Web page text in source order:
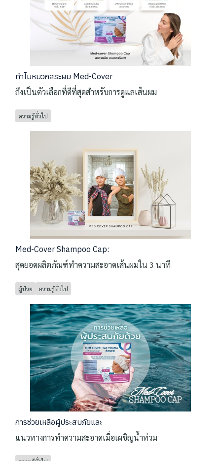
ทำไมหมวกสระผม Med-Cover
ถึงเป็นตัวเลือกที่ดีที่สุดสำหรับการดูแลเส้นผม
ความรู้ทั่วไป
Med-Cover Shampoo Cap:
สุดยอดผลิตภัณฑ์ทำความสะอาดเส้นผมใน 3 นาที
ผู้ป่วย ความรู้ทั่วไป
การช่วยเหลือผู้ประสบภัยและ
แนวทางการทำความสะอาดเมื่อเผชิญน้ำท่วม